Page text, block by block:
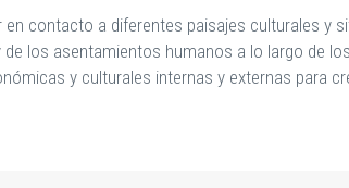
en contacto a diferentes paisajes culturales y
los asentamientos humanos a lo largo de
y culturales internas y externas para